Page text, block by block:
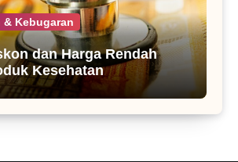
& Kebugaran
dan Harga Rendah
Kesehatan